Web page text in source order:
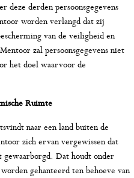
deze derden persoonsgegevens
worden verlangd dat zij
van de veiligheid en
zal persoonsgegevens niet
het doel waarvoor de
Ruimte
naar een land buiten de
zich ervan vergewissen dat
gewaarborgd. Dat houdt onder
gehanteerd ten behoeve van